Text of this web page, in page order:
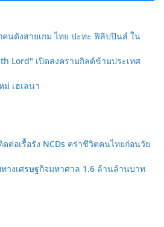
คนดังสายเกม ไทย ปะทะ ฟิลิปปินส์ ใน
Lord" เปิดสงครามกิลด์ข้ามประเทศ
ม่ เฮเลนา
ดต่อเรื้อรัง NCDs คร่าชีวิตคนไทยก่อนวัย
างเศรษฐกิจมหาศาล 1.6 ล้านล้านบาท